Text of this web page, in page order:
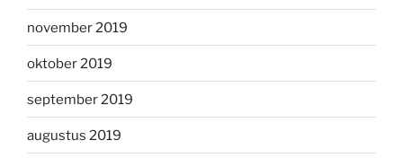
november 2019
oktober 2019
september 2019
augustus 2019